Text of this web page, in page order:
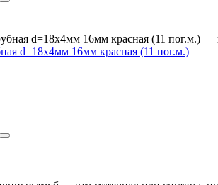
d=18х4мм 16мм красная (11 пог.м.)